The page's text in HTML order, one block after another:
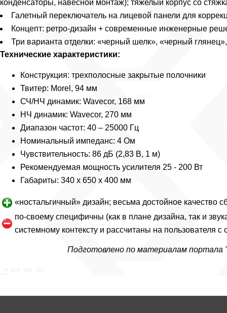
конденсаторы, навесной монтаж); тяжелый корпус со
Галетный переключатель на лицевой панели для
Концепт: ретро-дизайн + современные инженерные
Три варианта отделки: «черный шелк», «черный
Технические характеристики:
Конструкция: трехполосные закрытые полочники
Твитер: Morel, 94 мм
СЧ/НЧ динамик: Wavecor, 168 мм
НЧ динамик: Wavecor, 270 мм
Диапазон частот: 40 – 25000 Гц
Номинальный импеданс: 4 Ом
Чувствительность: 86 дБ (2,83 В, 1 м)
Рекомендуемая мощность усилителя 25 - 200 Вт
Габариты: 340 х 650 х 400 мм
«ностальгичный» дизайн; весьма достойное качество
по-своему специфичны (как в плане дизайна, так и
системному контексту и рассчитаны на пользователя
Подготовлено по материалам портала